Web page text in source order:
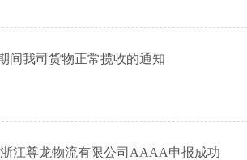
间我司货物正常揽收的通知
江尊龙物流有限公司AAAA申报成功